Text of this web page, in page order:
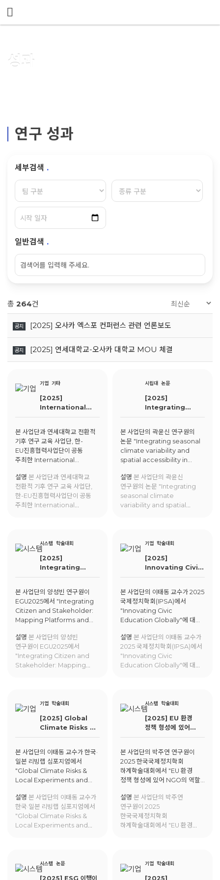
성과
연구 성과
세부검색 .
일반검색 .
총 264건
공지 [2025] 오사카 엑스포 컨퍼런스 관련 언론보도
공지 [2025] 연세대학교-오사카 대학교 MOU 체결
기업 기타
[2025]
International
ACADEMIC TALK
Change
본 사업단과 연세대학교 전환적
기후 연구 교육 사업단, 한-
EU진흥협력사업단이 공동
주최한 International
Climate Change이 진행됨.
설명 본 사업단과 연세대학교
전환적 기후 연구 교육 사업단,
한-EU진흥협력사업단이 공동
주최한 International
시립대 논문
[2025]
Integrating
seasonal
variability and
spatial
accessibility in
ecosystem
service value
assessment for
optimized NbS
allocation
본 사업단의 곽윤신 연구원의
논문 "Integrating seasonal
climate variability and
spatial accessibility in
assessment for optimized
NbS allocation"이 Urban
climate에 게재됨.
설명 본 사업단의 곽윤신
연구원의 논문 "Integrating
seasonal climate
variability and spatial
allocation"이 Urban
climate에 게재됨.
시스템 학술대회
[2025]
Integrating
Citizen and
Mapping
Platforms and
Decision
Support
Systems for
Climate
Adaptation
본 사업단의 양성빈 연구원이
EGU2025에서 "Integrating
Citizen and Stakeholder:
Mapping Platforms and
for Climate Adaptation"에
대한 발표를 진행함.
설명 본 사업단의 양성빈
연구원이 EGU2025에서
"Integrating Citizen and
Stakeholder: Mapping
발표를 진행함.
기업 학술대회
[2025]
Innovating Civic
Education
본 사업단의 이태동 교수가 2025
국제정치학회(IPSA)에서
"Innovating Civic
Education Globally"에 대한
설명 본 사업단의 이태동 교수가
2025 국제정치학회(IPSA)에서
"Innovating Civic
Education Globally"에 대한
기업 학술대회
[2025] Global
Climate Risks &
Local
and Actions
본 사업단의 이태동 교수가 한국·
일본 리빙랩 심포지엄에서
"Global Climate Risks &
Local Experiments and
설명 본 사업단의 이태동 교수가
한국·일본 리빙랩 심포지엄에서
"Global Climate Risks &
Local Experiments and
시스템 학술대회
[2025] EU 환경
정책 형성에 있어
NGO의 역할:
사용 규제 지침(SUP
Directive) 사례를
중심으로
본 사업단의 박주연 연구원이
2025 한국국제정치학회
하계학술대회에서 "EU 환경
정책 형성에 있어 NGO의 역할:
지침(SUP Directive) 사례를
중심으로"에 대해 발표함.
설명 본 사업단의 박주연
연구원이 2025
한국국제정치학회
하계학술대회에서 "EU 환경
중심으로"에 대해 발표함.
시스템 논문
[2025] ESG 이행이
기업 학술대회
[2025]